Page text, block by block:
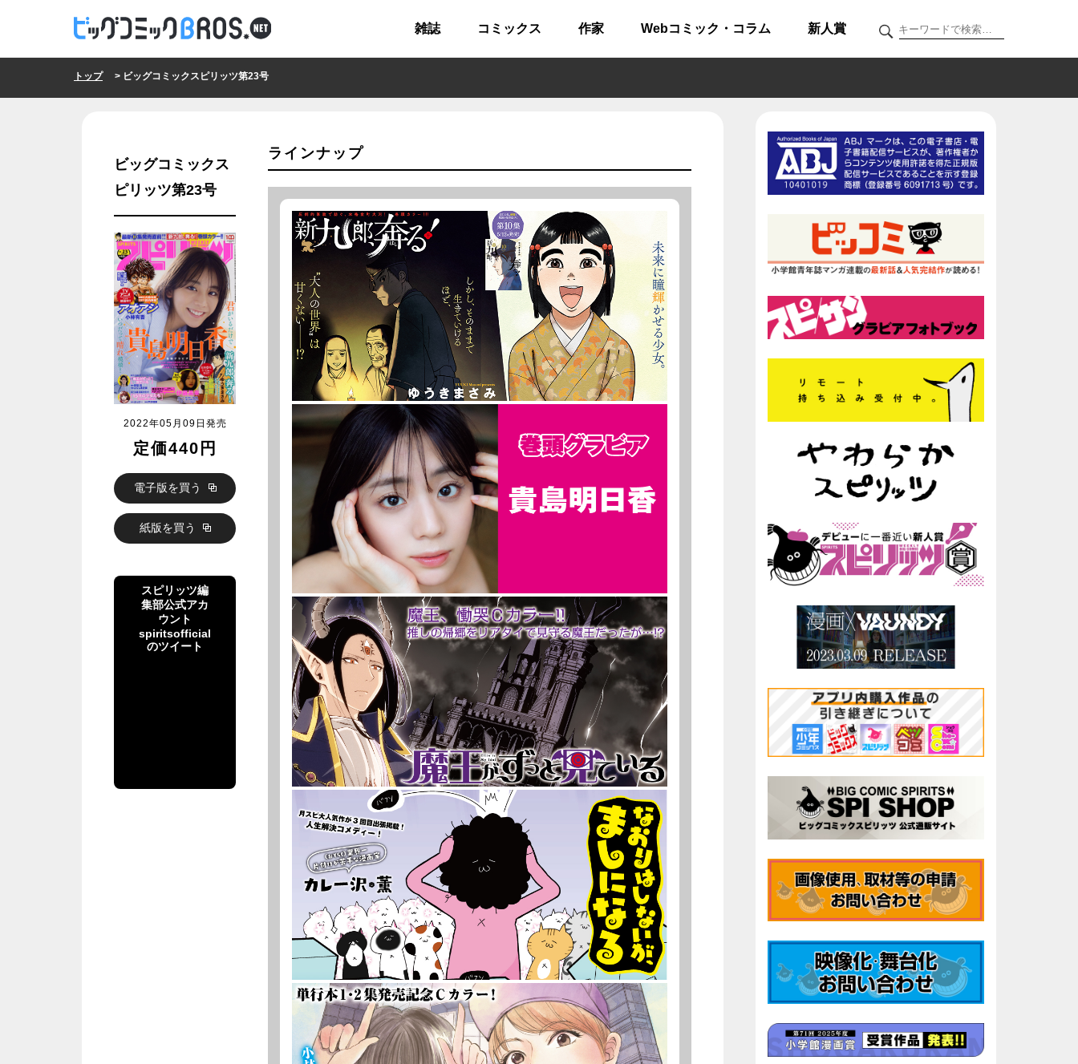
雑誌 コミックス 作家 Webコミック・コラム 新人賞
トップ> ビッグコミックスピリッツ第23号
ビッグコミックス
ピリッツ第23号
2022年05月09日発売
定価440円
電子版を買う
紙版を買う
スピリッツ編
集部公式アカ
ウント
spiritsofficial
のツイート
ラインナップ